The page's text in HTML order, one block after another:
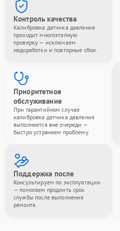
Контроль качества
Калибровка датчика давления
проходит многоэтапную
проверку — исключаем
недоработки и повторные сбои.
Приоритетное
обслуживание
При гарантийном случае
калибровка датчика давления
выполняется вне очереди —
быстро устраняем проблему.
Поддержка после
Консультируем по эксплуатации
— помогаем продлить срок
службы после выполнения
ремонта.